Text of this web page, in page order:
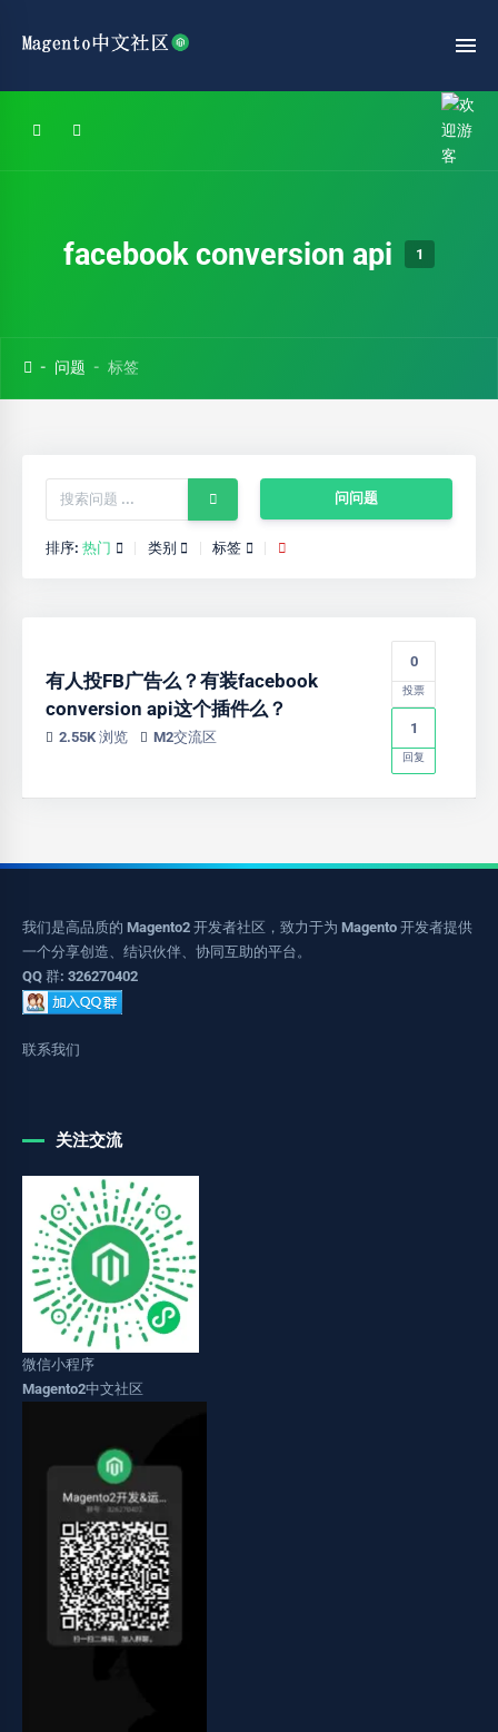
facebook conversion api 1
问题 标签
问问题
排序: 热门 类别 标签
有人投FB广告么？有装facebook
conversion api这个插件么？
2.55K 浏览 M2交流区
0
投票
1
回复
我们是高品质的 Magento2 开发者社区，致力于为 Magento 开发者提供
一个分享创造、结识伙伴、协同互助的平台。
QQ 群: 326270402
联系我们
关注交流
微信小程序
Magento2中文社区